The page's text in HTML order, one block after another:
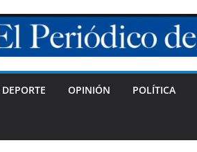
DEPORTE OPINIÓN POLÍTICA